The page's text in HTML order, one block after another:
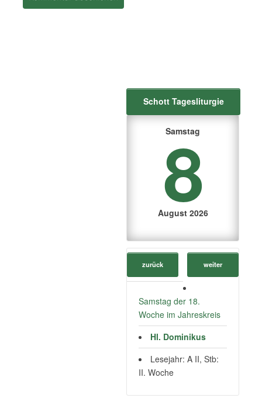
Schott Tagesliturgie
Samstag
8
August 2026
zurück weiter
Samstag der 18.
Woche im Jahreskreis
Hl. Dominikus
Lesejahr: A II, Stb:
II. Woche